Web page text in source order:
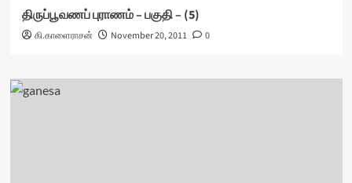
திருப்பூவணப் புராணம் – பகுதி – (5)
கி.காளைராசன் November 20, 2011 0